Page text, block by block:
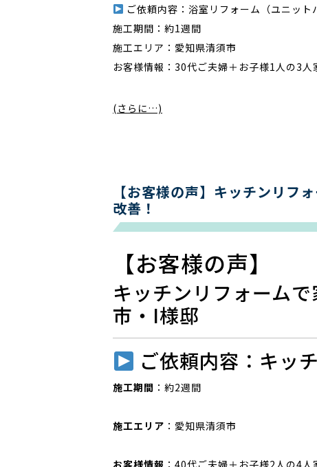
ご依頼内容：浴室リフォーム（ユニット
施工期間：約1週間
施工エリア：愛知県清須市
お客様情報：30代ご夫婦＋お子様1人の3人
(さらに…)
【お客様の声】キッチンリフ
改善！
【お客様の声】
キッチンリフォーム
市・I様邸
ご依頼内容：キッ
施工期間 ：約2週間
施工エリア ：愛知県清須市
お客様情報 ：40代ご夫婦＋お子様2人の4人